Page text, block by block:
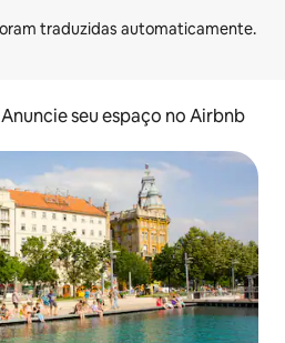
Anuncie seu espaço no Airbnb